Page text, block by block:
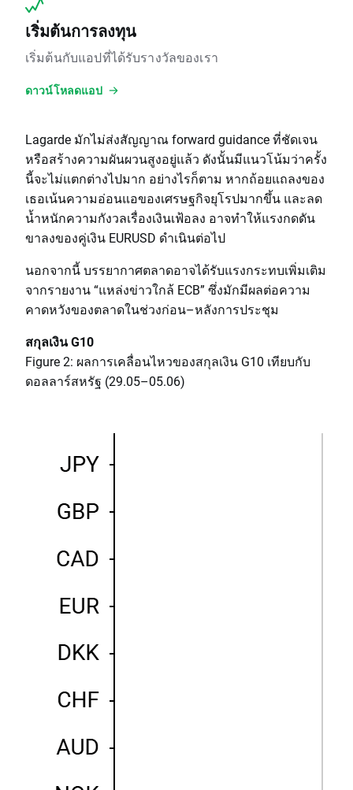
เริ่มต้นการลงทุน
เริ่มต้นกับแอปที่ได้รับรางวัลของเรา
ดาวน์โหลดแอป
Lagarde มักไม่ส่งสัญญาณ forward guidance ที่ชัดเจน
หรือสร้างความผันผวนสูงอยู่แล้ว ดังนั้นมีแนวโน้มว่าครั้ง
นี้จะไม่แตกต่างไปมาก อย่างไรก็ตาม หากถ้อยแถลงของ
เธอเน้นความอ่อนแอของเศรษฐกิจยุโรปมากขึ้น และลด
น้ำหนักความกังวลเรื่องเงินเฟ้อลง อาจทำให้แรงกดดัน
ขาลงของคู่เงิน EURUSD ดำเนินต่อไป
นอกจากนี้ บรรยากาศตลาดอาจได้รับแรงกระทบเพิ่มเติม
จากรายงาน “แหล่งข่าวใกล้ ECB” ซึ่งมักมีผลต่อความ
คาดหวังของตลาดในช่วงก่อน–หลังการประชุม
สกุลเงิน G10
Figure 2: ผลการเคลื่อนไหวของสกุลเงิน G10 เทียบกับ
ดอลลาร์สหรัฐ (29.05–05.06)